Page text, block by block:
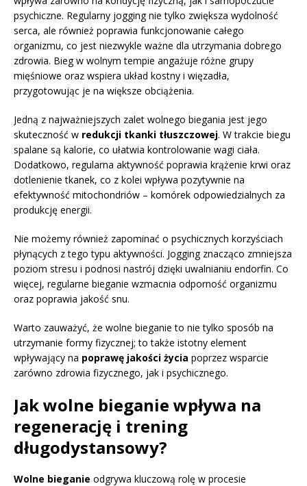
psychiczne. Regularny jogging nie tylko zwiększa wydolność
serca, ale również poprawia funkcjonowanie całego
organizmu, co jest niezwykle ważne dla utrzymania dobrego
zdrowia. Bieg w wolnym tempie angażuje różne grupy
mięśniowe oraz wspiera układ kostny i więzadła,
przygotowując je na większe obciążenia.
Jedną z najważniejszych zalet wolnego biegania jest jego
skuteczność w redukcji tkanki tłuszczowej. W trakcie biegu
spalane są kalorie, co ułatwia kontrolowanie wagi ciała.
Dodatkowo, regularna aktywność poprawia krążenie krwi oraz
dotlenienie tkanek, co z kolei wpływa pozytywnie na
efektywność mitochondriów – komórek odpowiedzialnych za
produkcję energii.
Nie możemy również zapominać o psychicznych korzyściach
płynących z tego typu aktywności. Jogging znacząco zmniejsza
poziom stresu i podnosi nastrój dzięki uwalnianiu endorfin. Co
więcej, regularne bieganie wzmacnia odporność organizmu
oraz poprawia jakość snu.
Warto zauważyć, że wolne bieganie to nie tylko sposób na
utrzymanie formy fizycznej; to także istotny element
wpływający na poprawę jakości życia poprzez wsparcie
zarówno zdrowia fizycznego, jak i psychicznego.
Jak wolne bieganie wpływa na
regenerację i trening
długodystansowy?
Wolne bieganie odgrywa kluczową rolę w procesie